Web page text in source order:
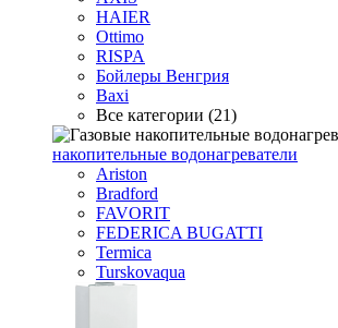
HAIER
Ottimo
RISPA
Бойлеры Венгрия
Baxi
Все категории (21)
накопительные водонагреватели
Ariston
Bradford
FAVORIT
FEDERICA BUGATTI
Termica
Turskovaqua